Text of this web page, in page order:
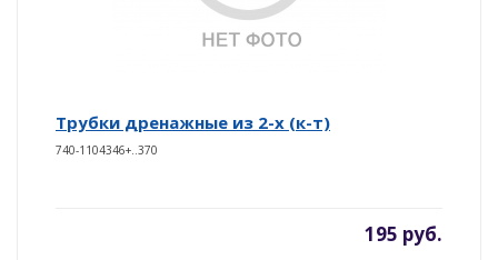
Трубки дренажные из 2-х (к-т)
740-1104346+..370
195 руб.